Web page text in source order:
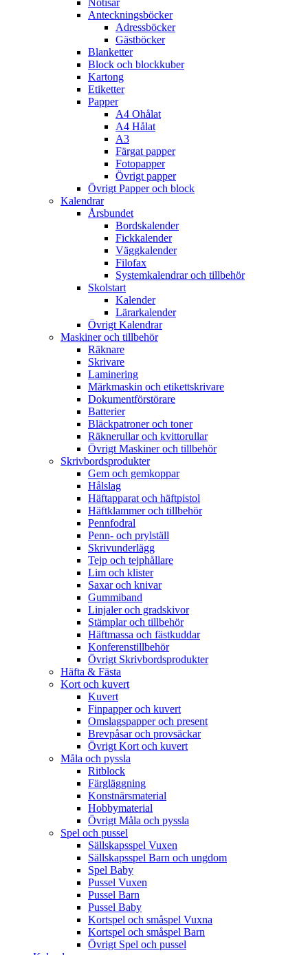
Notisar
Anteckningsböcker
Adressböcker
Gästböcker
Blanketter
Block och blockkuber
Kartong
Etiketter
Papper
A4 Ohålat
A4 Hålat
A3
Färgat papper
Fotopapper
Övrigt papper
Övrigt Papper och block
Kalendrar
Årsbundet
Bordskalender
Fickkalender
Väggkalender
Filofax
Systemkalendrar och tillbehör
Skolstart
Kalender
Lärarkalender
Övrigt Kalendrar
Maskiner och tillbehör
Räknare
Skrivare
Laminering
Märkmaskin och etikettskrivare
Dokumentförstörare
Batterier
Bläckpatroner och toner
Räknerullar och kvittorullar
Övrigt Maskiner och tillbehör
Skrivbordsprodukter
Gem och gemkoppar
Hålslag
Häftapparat och häftpistol
Häftklammer och tillbehör
Pennfodral
Penn- och prylställ
Skrivunderlägg
Tejp och tejphållare
Lim och klister
Saxar och knivar
Gummiband
Linjaler och gradskivor
Stämplar och tillbehör
Häftmassa och fästkuddar
Konferenstillbehör
Övrigt Skrivbordsprodukter
Häfta & Fästa
Kort och kuvert
Kuvert
Finpapper och kuvert
Omslagspapper och present
Brevpåsar och provsäckar
Övrigt Kort och kuvert
Måla och pyssla
Ritblock
Färgläggning
Konstnärsmaterial
Hobbymaterial
Övrigt Måla och pyssla
Spel och pussel
Sällskapsspel Vuxen
Sällskapsspel Barn och ungdom
Spel Baby
Pussel Vuxen
Pussel Barn
Pussel Baby
Kortspel och småspel Vuxna
Kortspel och småspel Barn
Övrigt Spel och pussel